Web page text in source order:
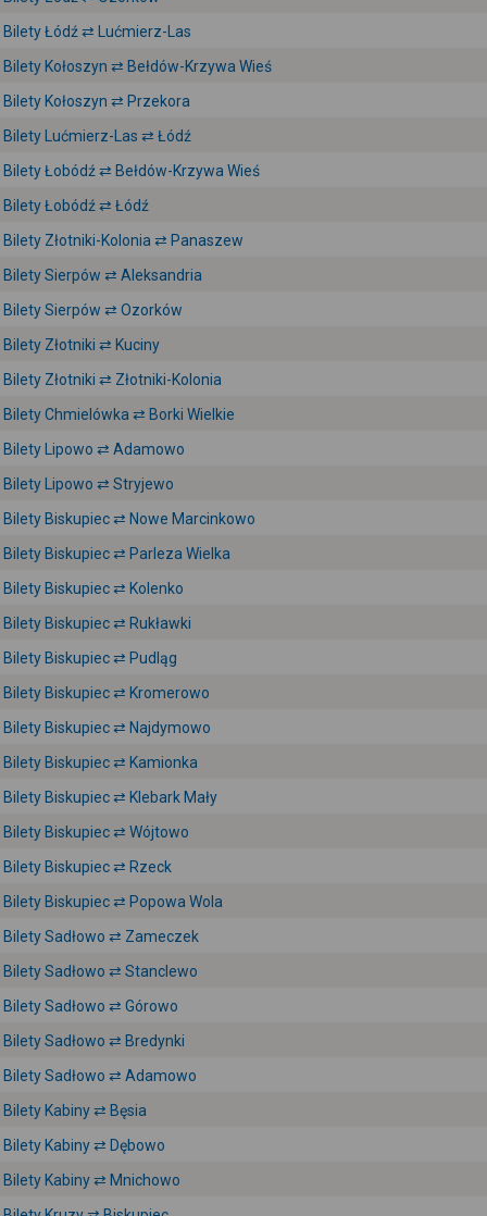
Bilety Łódź ⇄ Lućmierz-Las
Bilety Kołoszyn ⇄ Bełdów-Krzywa Wieś
Bilety Kołoszyn ⇄ Przekora
Bilety Lućmierz-Las ⇄ Łódź
Bilety Łobódź ⇄ Bełdów-Krzywa Wieś
Bilety Łobódź ⇄ Łódź
Bilety Złotniki-Kolonia ⇄ Panaszew
Bilety Sierpów ⇄ Aleksandria
Bilety Sierpów ⇄ Ozorków
Bilety Złotniki ⇄ Kuciny
Bilety Złotniki ⇄ Złotniki-Kolonia
Bilety Chmielówka ⇄ Borki Wielkie
Bilety Lipowo ⇄ Adamowo
Bilety Lipowo ⇄ Stryjewo
Bilety Biskupiec ⇄ Nowe Marcinkowo
Bilety Biskupiec ⇄ Parleza Wielka
Bilety Biskupiec ⇄ Kolenko
Bilety Biskupiec ⇄ Rukławki
Bilety Biskupiec ⇄ Pudląg
Bilety Biskupiec ⇄ Kromerowo
Bilety Biskupiec ⇄ Najdymowo
Bilety Biskupiec ⇄ Kamionka
Bilety Biskupiec ⇄ Klebark Mały
Bilety Biskupiec ⇄ Wójtowo
Bilety Biskupiec ⇄ Rzeck
Bilety Biskupiec ⇄ Popowa Wola
Bilety Sadłowo ⇄ Zameczek
Bilety Sadłowo ⇄ Stanclewo
Bilety Sadłowo ⇄ Górowo
Bilety Sadłowo ⇄ Bredynki
Bilety Sadłowo ⇄ Adamowo
Bilety Kabiny ⇄ Bęsia
Bilety Kabiny ⇄ Dębowo
Bilety Kabiny ⇄ Mnichowo